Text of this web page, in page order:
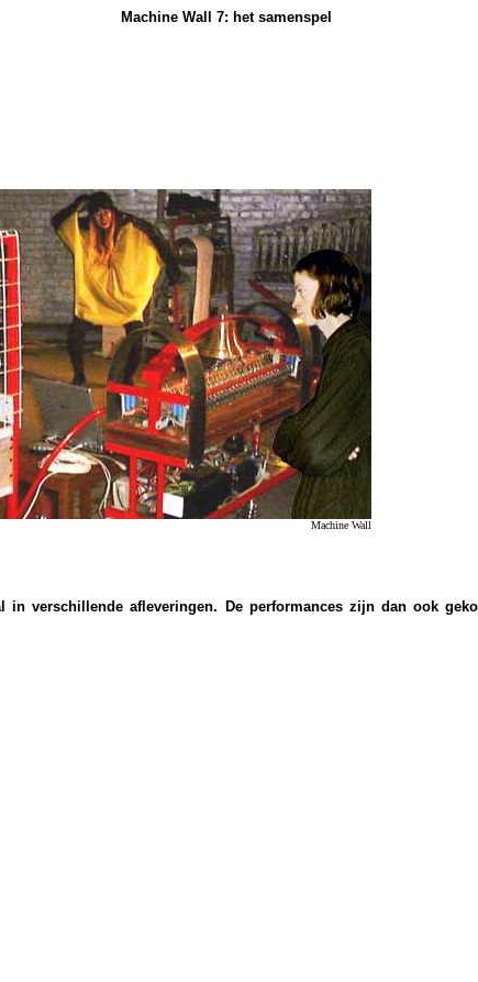
Machine Wall 7: het samenspel
Machine Wall
verschillende afleveringen. De performances zijn dan ook